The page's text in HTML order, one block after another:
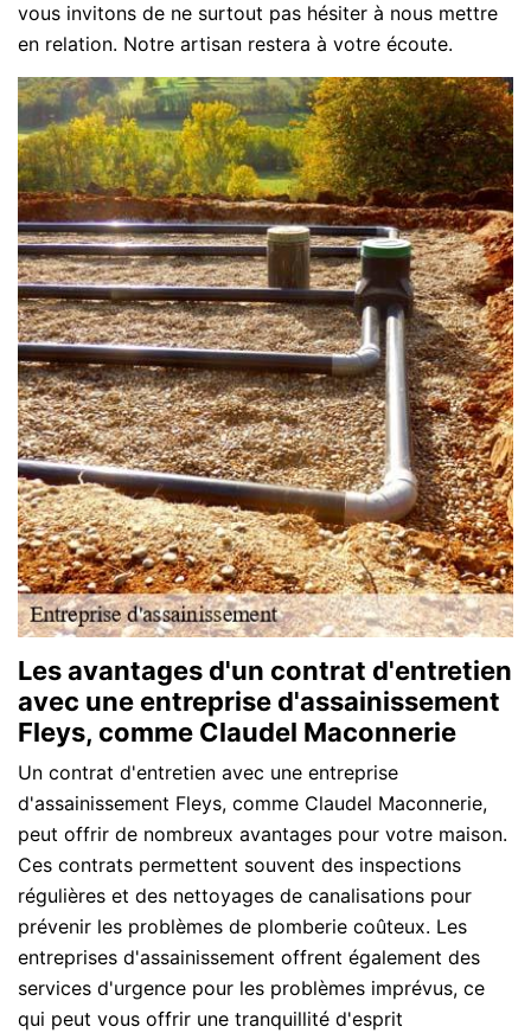
vous invitons de ne surtout pas hésiter à nous mettre
en relation. Notre artisan restera à votre écoute.
Les avantages d'un contrat d'entretien
avec une entreprise d'assainissement
Fleys, comme Claudel Maconnerie
Un contrat d'entretien avec une entreprise
d'assainissement Fleys, comme Claudel Maconnerie,
peut offrir de nombreux avantages pour votre maison.
Ces contrats permettent souvent des inspections
régulières et des nettoyages de canalisations pour
prévenir les problèmes de plomberie coûteux. Les
entreprises d'assainissement offrent également des
services d'urgence pour les problèmes imprévus, ce
qui peut vous offrir une tranquillité d'esprit